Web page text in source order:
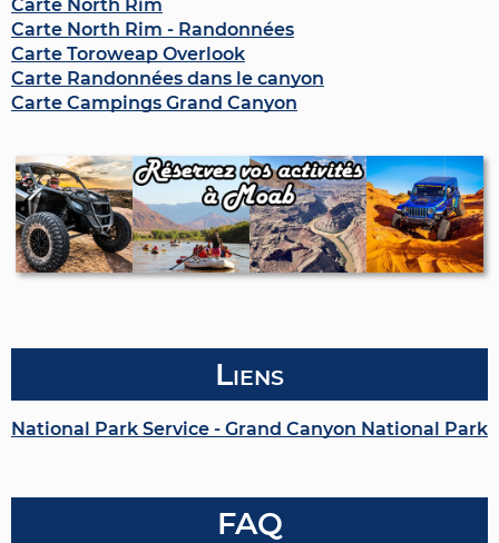
Carte North Rim
Carte North Rim - Randonnées
Carte Toroweap Overlook
Carte Randonnées dans le canyon
Carte Campings Grand Canyon
Liens
National Park Service - Grand Canyon National Park
FAQ